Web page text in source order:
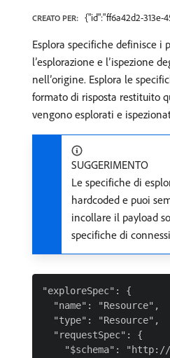
CREATO PER: {"id":"ff6a42d2-313e-
Esplora specifiche definisce i
l’esplorazione e l’ispezione
nell’origine. Esplora le
formato di risposta restituito
vengono esplorati e
SUGGERIMENTO
Le specifiche di
hardcoded e puoi
incollare il payload
specifiche di
"exploreSpec": {
  "name": "Resource",
  "type": "Resource",
  "requestSpec": {
"$schema":